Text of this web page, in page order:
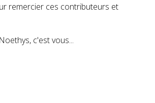
remercier ces contributeurs et
c'est vous...